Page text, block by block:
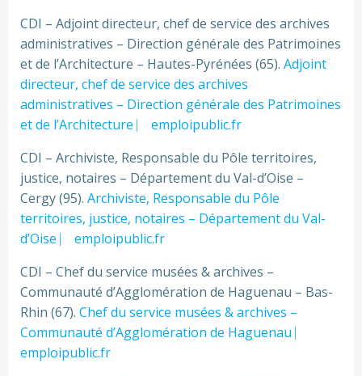
CDI – Adjoint directeur, chef de service des archives
administratives – Direction générale des Patrimoines
et de l’Architecture – Hautes-Pyrénées (65). Adjoint
directeur, chef de service des archives
administratives – Direction générale des Patrimoines
et de l’Architecture ⎸ emploipublic.fr
CDI – Archiviste, Responsable du Pôle territoires,
justice, notaires – Département du Val-d’Oise –
Cergy (95). Archiviste, Responsable du Pôle
territoires, justice, notaires – Département du Val-
d’Oise ⎸ emploipublic.fr
CDI – Chef du service musées & archives –
Communauté d’Agglomération de Haguenau – Bas-
Rhin (67). Chef du service musées & archives –
Communauté d’Agglomération de Haguenau ⎸
emploipublic.fr